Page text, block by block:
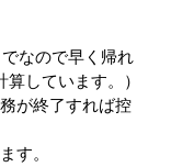
なので早く帰れ
しています。）
が終了すれば控
す。